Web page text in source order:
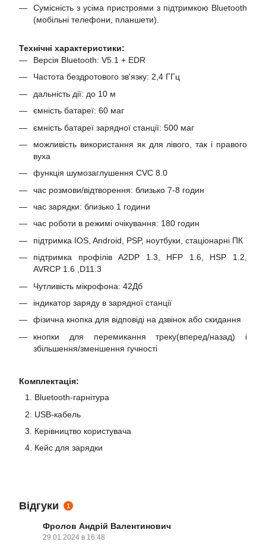
Сумісність з усіма пристроями з підтримкою Bluetooth
(мобільні телефони, планшети).
Технічні характеристики:
Версія Bluetooth: V5.1 + EDR
Частота бездротового зв'язку: 2,4 ГГц
дальність дії: до 10 м
ємність батареї: 60 маг
ємність батареї зарядної станції: 500 маг
можливість використання як для лівого, так і правого
вуха
функція шумозаглушення СVC 8.0
час розмови/відтворення: близько 7-8 годин
час зарядки: близько 1 години
час роботи в режимі очікування: 180 годин
підтримка IOS, Android, PSP, ноутбуки, стаціонарні ПК
підтримка профілів A2DP 1.3, HFP 1.6, HSP 1.2,
AVRCP 1.6 ,D11.3
Чутливість мікрофона: 42Дб
індикатор заряду в зарядної станції
фізична кнопка для відповіді на дзвінок або скидання
кнопки для перемикання треку(вперед/назад) і
збільшення/зменшення гучності
Комплектація:
Bluetooth-гарнітура
USB-кабель
Керівництво користувача
Кейс для зарядки
Відгуки 1
Фролов Андрій Валентинович
29.01.2024 в 16:48